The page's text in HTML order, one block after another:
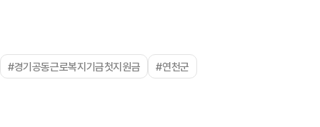
#경기공동근로복지기금첫지원금 #연천군